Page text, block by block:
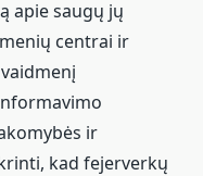
apie saugų jų
centrai ir
ir
kad fejerverkų